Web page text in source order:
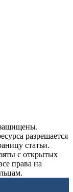
разрешается
статьи.
с открытых
права на